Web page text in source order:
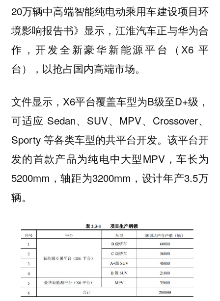
20万辆中高端智能纯电动乘用车建设项目环
境影响报告书》显示，江淮汽车正与华为合
作，开发全新豪华新能源平台（X6 平
台），以抢占国内高端市场。
文件显示，X6平台覆盖车型为B级至D+级，
可适应 Sedan、SUV、MPV、Crossover、
Sporty 等各类车型的共平台开发。该平台开
发的首款产品为纯电中大型MPV，车长为
5200mm，轴距为3200mm，设计年产3.5万
辆。